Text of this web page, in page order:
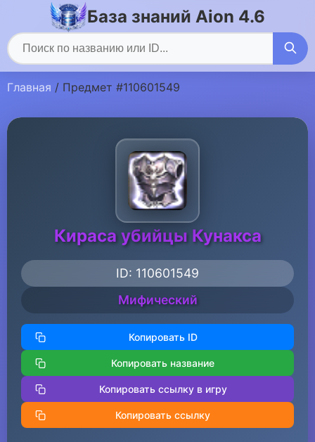
База знаний Aion 4.6
Главная / Предмет #110601549
Кираса убийцы Кунакса
ID: 110601549
Мифический
Копировать ID
Копировать название
Копировать ссылку в игру
Копировать ссылку